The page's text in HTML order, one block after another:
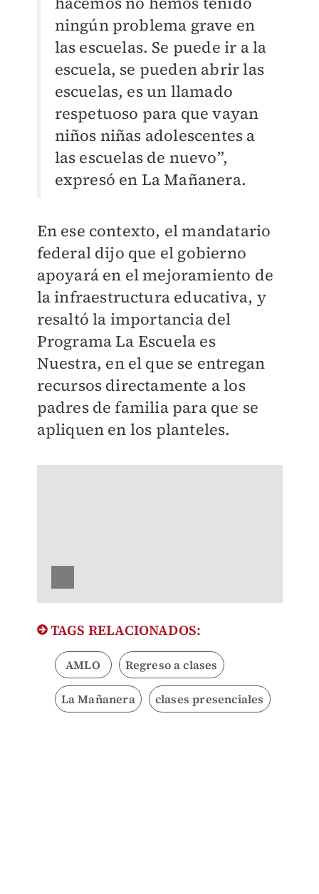
ningún problema grave en
las escuelas. Se puede ir a la
escuela, se pueden abrir las
escuelas, es un llamado
respetuoso para que vayan
niños niñas adolescentes a
las escuelas de nuevo”,
expresó en La Mañanera.
En ese contexto, el mandatario
federal dijo que el gobierno
apoyará en el mejoramiento de
la infraestructura educativa, y
resaltó la importancia del
Programa La Escuela es
Nuestra, en el que se entregan
recursos directamente a los
padres de familia para que se
apliquen en los planteles.
TAGS RELACIONADOS:
AMLO Regreso a clases
La Mañanera clases presenciales